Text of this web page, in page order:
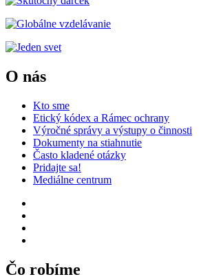
O nás
Kto sme
Etický kódex a Rámec ochrany
Výročné správy a výstupy o činnosti
Dokumenty na stiahnutie
Často kladené otázky
Pridajte sa!
Mediálne centrum
Čo robíme